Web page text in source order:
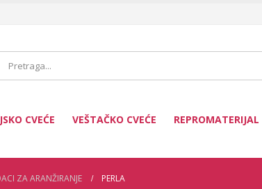
CVEĆE VEŠTAČKO CVEĆE REPROMATERIJAL
ZA ARANŽIRANJE PERLA